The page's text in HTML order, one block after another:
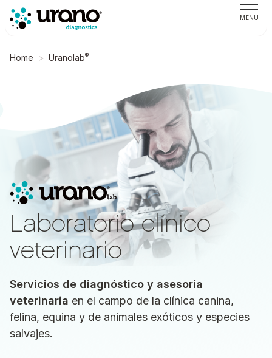
MENU
Home Uranolab®
Laboratorio clínico
veterinario
Servicios de diagnóstico y asesoría
veterinaria en el campo de la clínica canina,
felina, equina y de animales exóticos y especies
salvajes.